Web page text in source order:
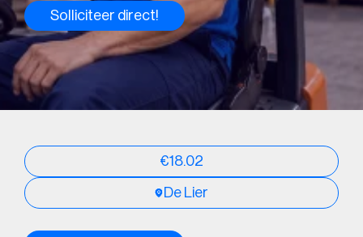
Solliciteer direct!
€18.02
De Lier